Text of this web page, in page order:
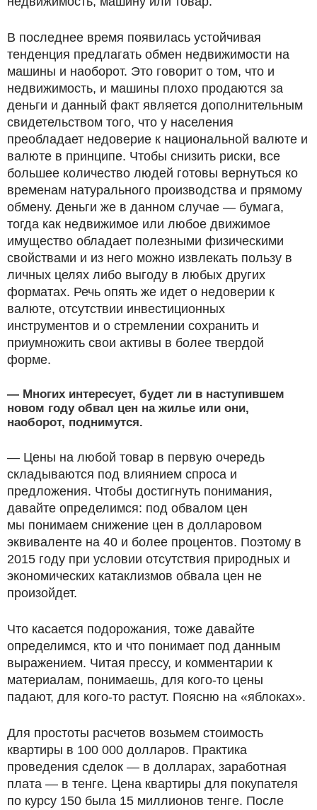
В последнее время появилась устойчивая
тенденция предлагать обмен недвижимости на
машины и наоборот. Это говорит о том, что и
недвижимость, и машины плохо продаются за
деньги и данный факт является дополнительным
свидетельством того, что у населения
преобладает недоверие к национальной валюте и
валюте в принципе. Чтобы снизить риски, все
большее количество людей готовы вернуться ко
временам натурального производства и прямому
обмену. Деньги же в данном случае — бумага,
тогда как недвижимое или любое движимое
имущество обладает полезными физическими
свойствами и из него можно извлекать пользу в
личных целях либо выгоду в любых других
форматах. Речь опять же идет о недоверии к
валюте, отсутствии инвестиционных
инструментов и о стремлении сохранить и
приумножить свои активы в более твердой
форме.
— Многих интересует, будет ли в наступившем
новом году обвал цен на жилье или они,
наоборот, поднимутся.
— Цены на любой товар в первую очередь
складываются под влиянием спроса и
предложения. Чтобы достигнуть понимания,
давайте определимся: под обвалом цен
мы понимаем снижение цен в долларовом
эквиваленте на 40 и более процентов. Поэтому в
2015 году при условии отсутствия природных и
экономических катаклизмов обвала цен не
произойдет.
Что касается подорожания, тоже давайте
определимся, кто и что понимает под данным
выражением. Читая прессу, и комментарии к
материалам, понимаешь, для кого-то цены
падают, для кого-то растут. Поясню на «яблоках».
Для простоты расчетов возьмем стоимость
квартиры в 100 000 долларов. Практика
проведения сделок — в долларах, заработная
плата — в тенге. Цена квартиры для покупателя
по курсу 150 была 15 миллионов тенге. После